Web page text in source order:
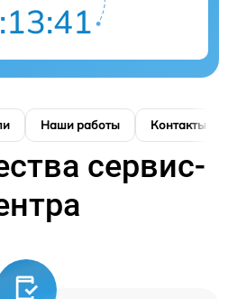
Наши работы Контакты
сервис-